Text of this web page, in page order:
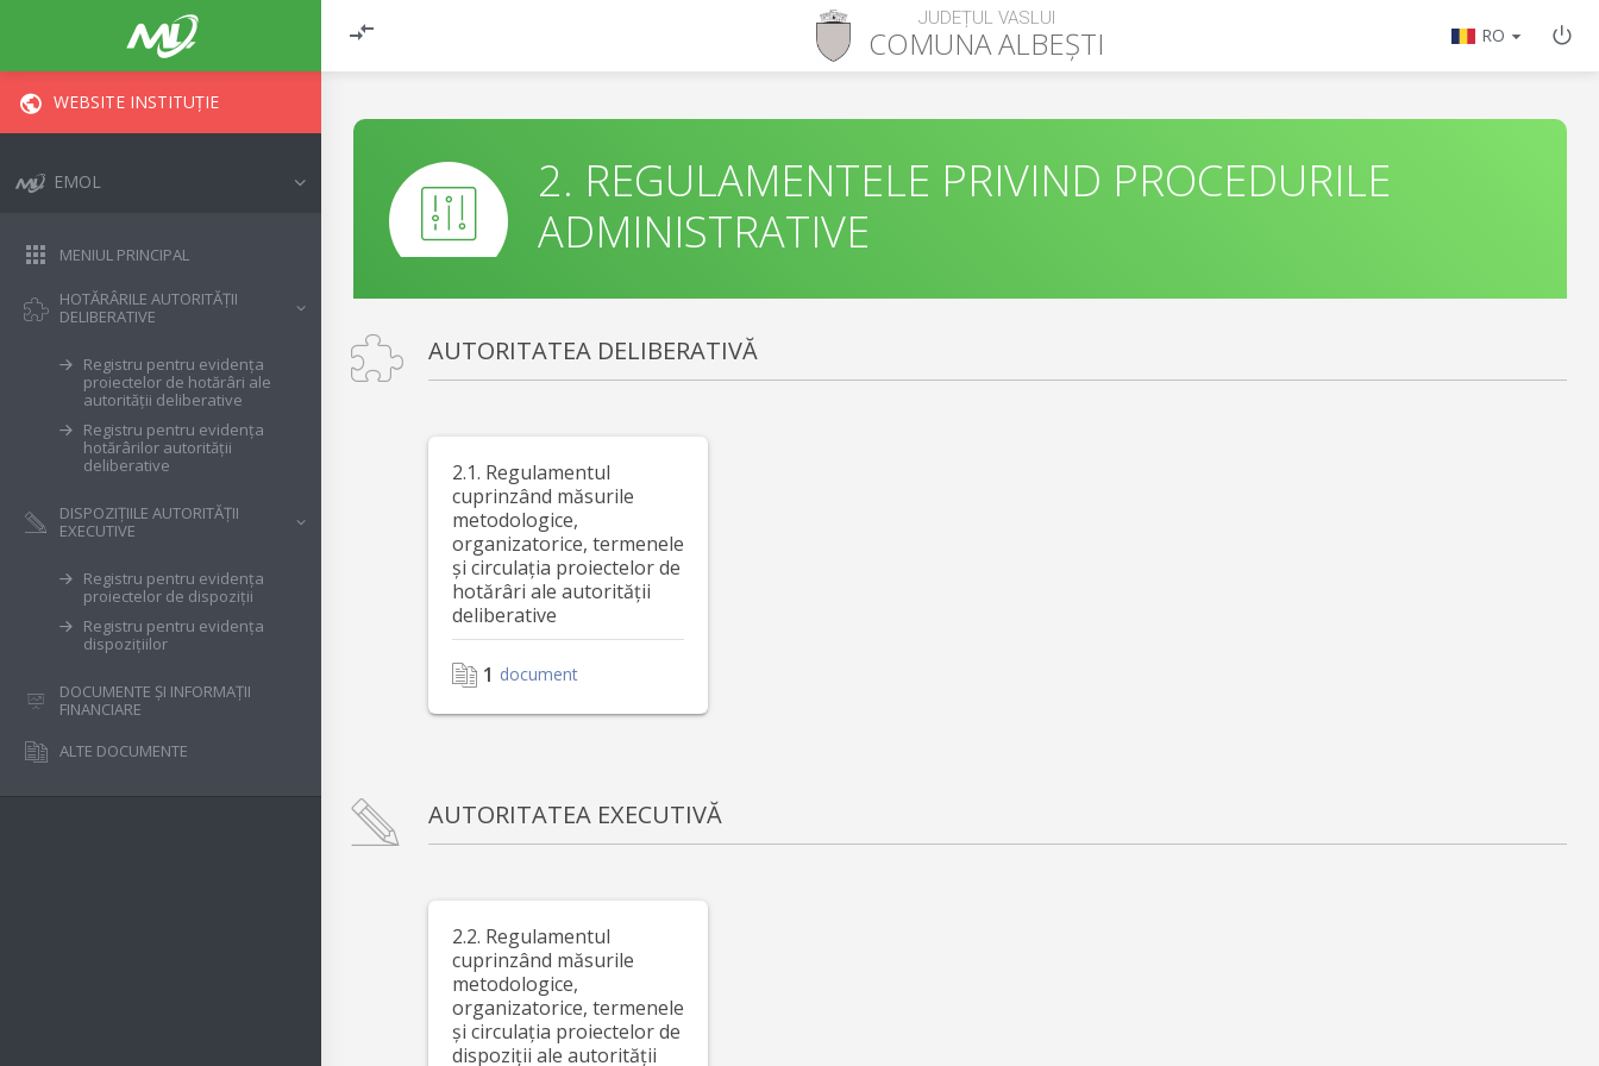
JUDEȚUL VASLUI
COMUNAALBEȘTI RO
WEBSITE INSTITUȚIE
EMOL
MENIUL PRINCIPAL
HOTĂRÂRILE AUTORITĂȚII
DELIBERATIVE
Registru pentru evidența
proiectelor de hotărâri ale
autorității deliberative
Registru pentru evidența
hotărârilor autorității
deliberative
DISPOZIȚIILE AUTORITĂȚII
EXECUTIVE
Registru pentru evidența
proiectelor de dispoziții
Registru pentru evidența
dispozițiilor
DOCUMENTE ȘI INFORMAȚII
FINANCIARE
ALTE DOCUMENTE
2. REGULAMENTELE PRIVIND PROCEDURILE
ADMINISTRATIVE
AUTORITATEA DELIBERATIVĂ
2.1. Regulamentul
cuprinzând măsurile
metodologice,
organizatorice, termenele
și circulația proiectelor de
hotărâri ale autorității
deliberative
1 document
AUTORITATEA EXECUTIVĂ
2.2. Regulamentul
cuprinzând măsurile
metodologice,
organizatorice, termenele
și circulația proiectelor de
dispoziții ale autorității